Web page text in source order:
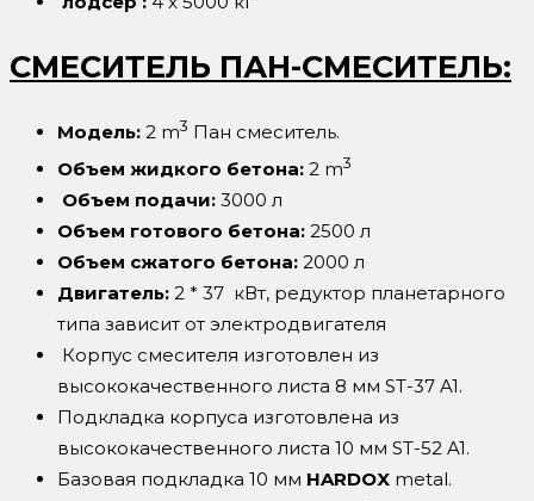
СМЕСИТЕЛЬ ПАН-СМЕСИТЕЛЬ:
Модель: 2 m3 Пан смеситель.
Объем жидкого бетона: 2 m3
Объем подачи: 3000 л
Объем готового бетона: 2500 л
Объем сжатого бетона: 2000 л
Двигатель: 2 * 37 кВт, редуктор планетарного
типа зависит от электродвигателя
Корпус смесителя изготовлен из
высококачественного листа 8 мм ST-37 A1.
Подкладка корпуса изготовлена из
высококачественного листа 10 мм ST-52 A1.
Базовая подкладка 10 мм HARDOX metal.